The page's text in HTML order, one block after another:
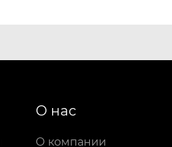
О нас
О компании